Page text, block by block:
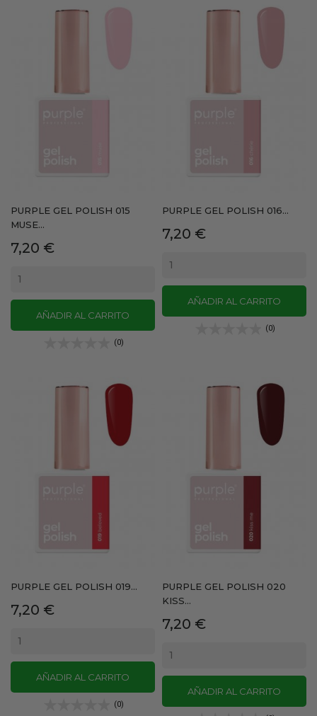
PURPLE GEL POLISH 015
MUSE...
Precio
7,20 €
AÑADIR AL CARRITO
(0)
PURPLE GEL POLISH 016...
Precio
7,20 €
AÑADIR AL CARRITO
(0)
PURPLE GEL POLISH 019...
Precio
7,20 €
AÑADIR AL CARRITO
(0)
PURPLE GEL POLISH 020
KISS...
Precio
7,20 €
AÑADIR AL CARRITO